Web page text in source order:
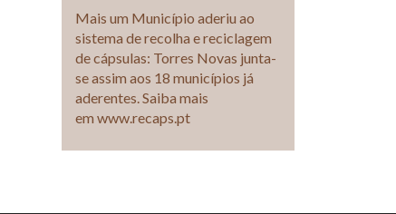
Mais um Município aderiu ao
sistema de recolha e reciclagem
de cápsulas: Torres Novas junta-
se assim aos 18 municípios já
aderentes. Saiba mais
em www.recaps.pt